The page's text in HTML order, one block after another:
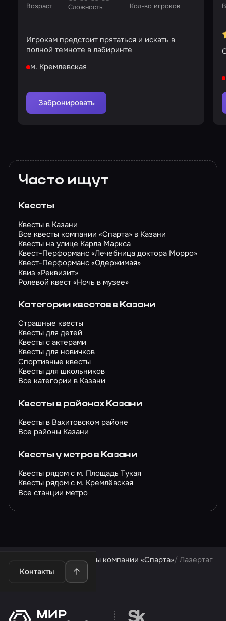
Возраст Сложность Кол-во игроков
Игрокам предстоит прятаться и искать в
полной темноте в лабиринте
м. Кремлевская
Забронировать
Часто ищут
Квесты
Квесты в Казани
Все квесты компании «Спарта» в Казани
Квесты на улице Карла Маркса
Квест-Перформанс «Лечебница доктора Морро»
Квест-Перформанс «Одержимая»
Квиз «Реквизит»
Ролевой квест «Ночь в музее»
Категории квестов в Казани
Страшные квесты
Квесты для детей
Квесты с актерами
Квесты для новичков
Спортивные квесты
Квесты для школьников
Все категории в Казани
Квесты в районах Казани
Квесты в Вахитовском районе
Все районы Казани
Квесты у метро в Казани
Квесты рядом с м. Площадь Тукая
Квесты рядом с м. Кремлёвская
Все станции метро
Контакты
Квесты в Казани Квесты компании «Спарта» Лазертаг
Перейти на сайт